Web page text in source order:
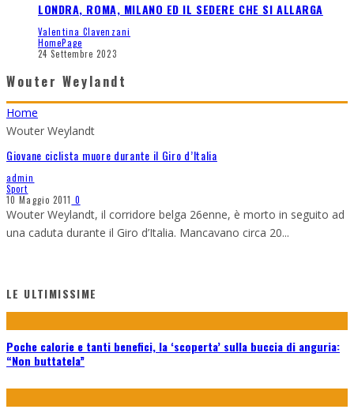
LONDRA, ROMA, MILANO ED IL SEDERE CHE SI ALLARGA
Valentina Clavenzani
HomePage
24 Settembre 2023
Wouter Weylandt
Home
Wouter Weylandt
Giovane ciclista muore durante il Giro d’Italia
admin
Sport
10 Maggio 2011 0
Wouter Weylandt, il corridore belga 26enne, è morto in seguito ad
una caduta durante il Giro d’Italia. Mancavano circa 20...
LE ULTIMISSIME
Poche calorie e tanti benefici, la ‘scoperta’ sulla buccia di anguria:
“Non buttatela”